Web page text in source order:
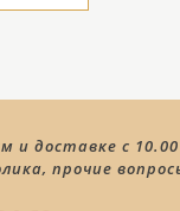
и доставке с
прочие